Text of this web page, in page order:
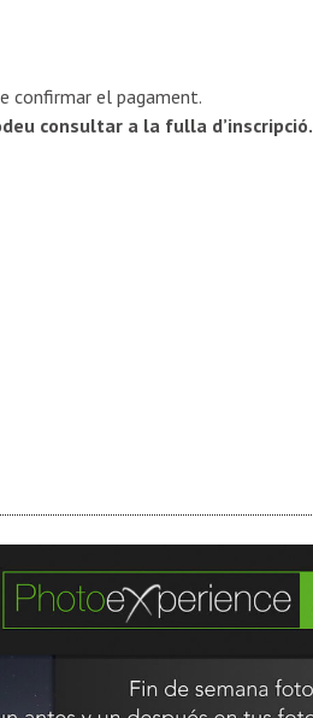
confirmar el pagament.
consultar a la fulla d’inscripció.